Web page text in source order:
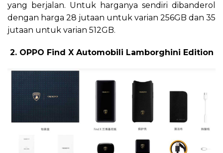
yang berjalan. Untuk harganya sendiri dibanderol
dengan harga 28 jutaan untuk varian 256GB dan 35
jutaan untuk varian 512GB.
2. OPPO Find X Automobili Lamborghini Edition